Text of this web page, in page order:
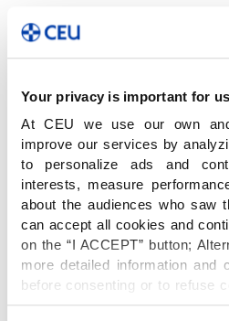
Your privacy is important for us
At CEU we use our own
improve our services by
to personalize ads and
interests, measure
about the audiences who saw
can accept all cookies and
on the “I ACCEPT” button;
more detailed information and
before consenting or to refuse
"Personalize" button. For
Cuentan también con la
profesores de Marketing
previamente a la puesta en
profesores del CEU
Poveda han impartido unas
específicas sobre
las técnicas de creación del
parte de Panama Jack ha
general, Patricia Vicente,
el briefing del producto y